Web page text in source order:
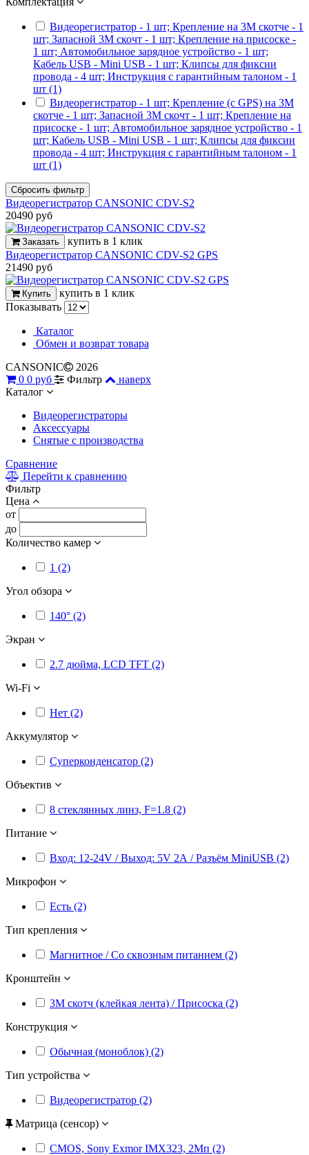
Видеорегистратор - 1 шт; Крепление на 3М скотче - 1
шт; Запасной 3М скочт - 1 шт; Крепление на присоске -
1 шт; Автомобильное зарядное устройство - 1 шт;
Кабель USB - Mini USB - 1 шт; Клипсы для фиксии
провода - 4 шт; Инструкция с гарантийным талоном - 1
шт (1)
Видеорегистратор - 1 шт; Крепление (с GPS) на 3М
скотче - 1 шт; Запасной 3М скочт - 1 шт; Крепление на
присоске - 1 шт; Автомобильное зарядное устройство - 1
шт; Кабель USB - Mini USB - 1 шт; Клипсы для фиксии
провода - 4 шт; Инструкция с гарантийным талоном - 1
шт (1)
Сбросить фильтр
Видеорегистратор CANSONIC CDV-S2
20490 руб
Заказать
купить в 1 клик
Видеорегистратор CANSONIC CDV-S2 GPS
21490 руб
Купить
купить в 1 клик
Показывать
Каталог
Обмен и возврат товара
CANSONIC
2026
0 0 руб Фильтр
наверх
Каталог
Видеорегистраторы
Аксессуары
Снятые с производства
Сравнение
Перейти к сравнению
Фильтр
Цена
от
до
Количество камер
1 (2)
Угол обзора
140° (2)
Экран
2.7 дюйма, LCD TFT (2)
Wi-Fi
Нет (2)
Аккумулятор
Суперконденсатор (2)
Объектив
8 стеклянных линз, F=1.8 (2)
Питание
Вход: 12-24V / Выход: 5V 2А / Разъём MiniUSB (2)
Микрофон
Есть (2)
Тип крепления
Магнитное / Со сквозным питанием (2)
Кронштейн
3M скотч (клейкая лента) / Присоска (2)
Конструкция
Обычная (моноблок) (2)
Тип устройства
Видеорегистратор (2)
Матрица (сенсор)
CMOS, Sony Exmor IMX323, 2Мп (2)